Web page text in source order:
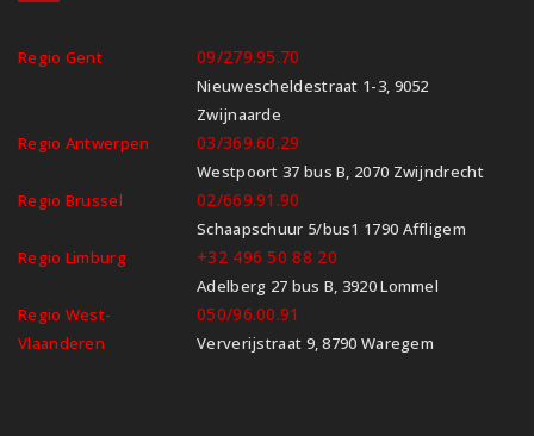
Regio Gent 09/279.95.70
Nieuwescheldestraat 1-3, 9052
Zwijnaarde
Regio Antwerpen
03/369.60.29
Westpoort 37 bus B, 2070 Zwijndrecht
Regio Brussel
02/669.91.90
Schaapschuur 5/bus1 1790 Affligem
Regio Limburg
+32 496 50 88 20
Adelberg 27 bus B, 3920 Lommel
Regio West-
Vlaanderen
050/96.00.91
Ververijstraat 9, 8790 Waregem